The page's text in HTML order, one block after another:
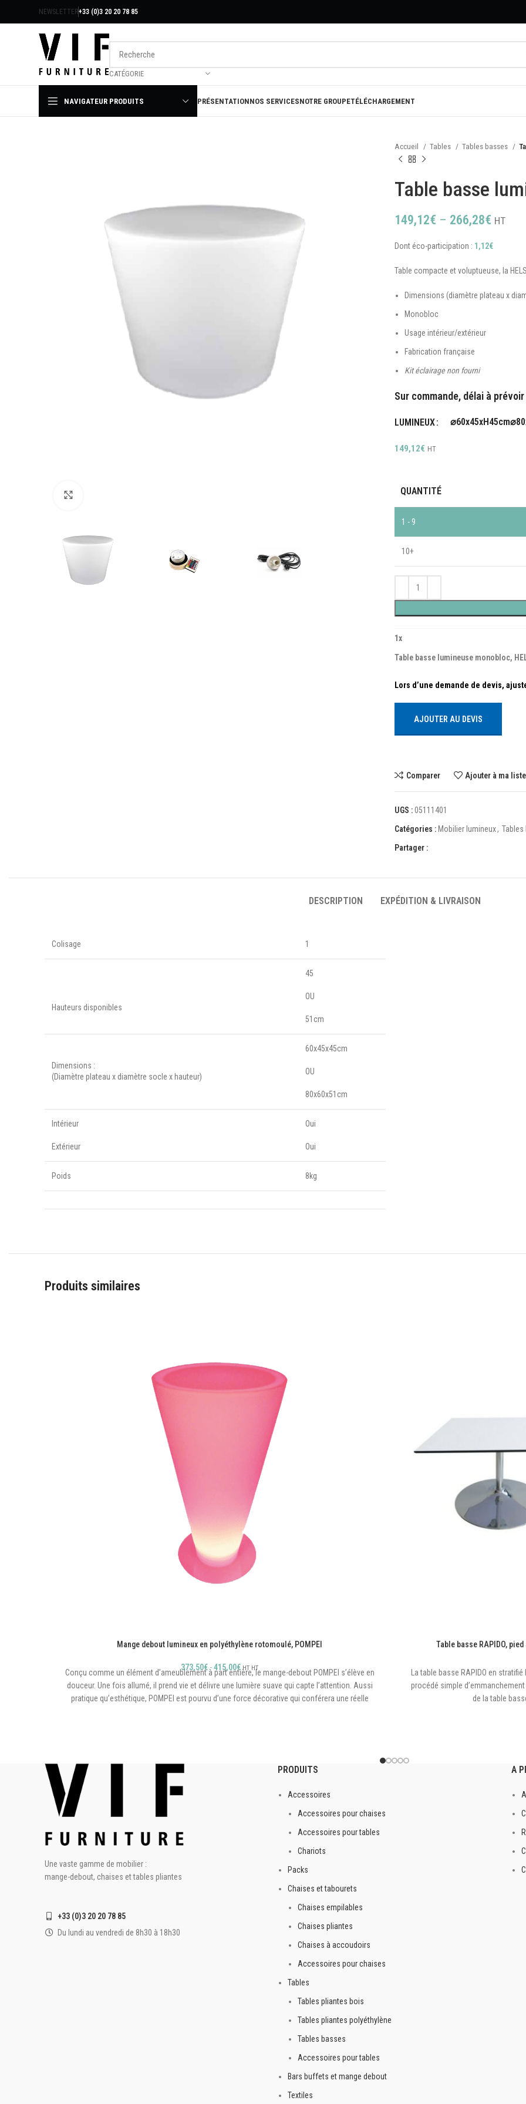
NEWSLETTER+33 (0)3 20 20 78 85
CATÉGORIE
NAVIGATEUR PRODUITS PRÉSENTATIONNOS SERVICESNOTRE GROUPETÉLÉCHARGEMENT
Accueil Tables Tables basses
Table basse
149,12€ – 266,28€ HT
Dont éco-participation : 1,12€
Table compacte et voluptueuse, la
Dimensions (diamètre plateau x
Monobloc
Usage intérieur/extérieur
Fabrication française
Kit éclairage non fourni
Sur commande, délai à
LUMINEUX ⌀60x45xH45cm
149,12€ HT
QUANTITÉ
1 - 9
10+
1x
Table basse lumineuse monobloc,
AJOUTER AU DEVIS
Comparer Ajouter à ma liste
UGS :05111401
Catégories : Mobilier lumineux, Tables
Partager :
DESCRIPTION EXPÉDITION & LIVRAISON
Colisage 1
Hauteurs disponibles
45
OU
51cm
Dimensions :
(Diamètre plateau x diamètre socle x hauteur)
60x45x45cm
OU
80x60x51cm
Intérieur
Extérieur
Oui
Oui
Poids 8kg
Produits similaires
Mange debout lumineux en polyéthylène rotomoulé, POMPEI
373,50€-415,00€ HT HT
Conçu comme un élément d’ameublement à part entière, le mange-debout POMPEI s’élève en
douceur. Une fois allumé, il prend vie et délivre une lumière suave qui capte l’attention. Aussi
pratique qu’esthétique, POMPEI est pourvu d’une force décorative qui conférera une réelle
Usage intérieur/extérieur
Table basse RAPIDO,
La table basse RAPIDO en
procédé simple
de la table
Une vaste gamme de mobilier :
mange-debout, chaises et tables pliantes
+33 (0)3 20 20 78 85
Du lundi au vendredi de 8h30 à 18h30
PRODUITS
Accessoires
Accessoires pour chaises
Accessoires pour tables
Chariots
Packs
Chaises et tabourets
Chaises empilables
Chaises pliantes
Chaises à accoudoirs
Accessoires pour chaises
Tables
Tables pliantes bois
Tables pliantes polyéthylène
Tables basses
Accessoires pour tables
Bars buffets et mange debout
Textiles
A